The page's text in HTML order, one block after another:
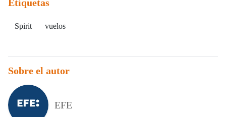
Etiquetas
Spirit vuelos
Sobre el autor
EFE